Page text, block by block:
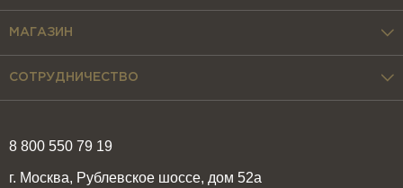
8 800 550 79 19
г. Москва, Рублевское шоссе, дом 52а
МАГАЗИН
СОТРУДНИЧЕСТВО